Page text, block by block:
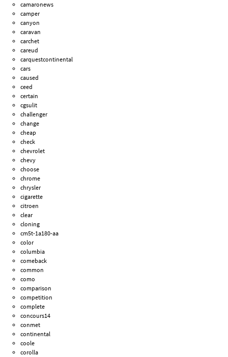
camaronews
camper
canyon
caravan
carchet
careud
carquestcontinental
cars
caused
ceed
certain
cgsulit
challenger
change
cheap
check
chevrolet
chevy
choose
chrome
chrysler
cigarette
citroen
clear
cloning
cm5t-1a180-aa
color
columbia
comeback
common
como
comparison
competition
complete
concours14
conmet
continental
coole
corolla